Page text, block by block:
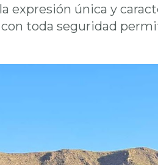
expresión única y
toda seguridad